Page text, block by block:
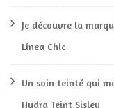
Je découvre la
Linea Chic
Un soin teinté qui
Hydra Teint Sisley